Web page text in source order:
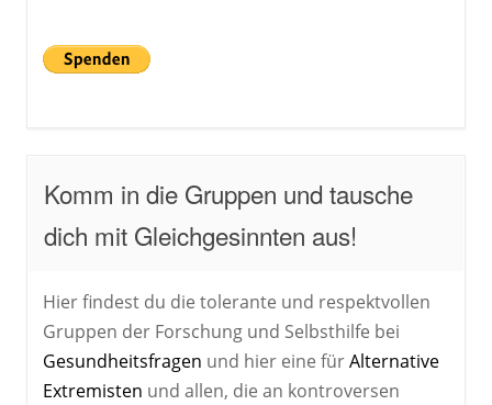
Komm in die Gruppen und tausche
dich mit Gleichgesinnten aus!
Hier findest du die tolerante und respektvollen
Gruppen der Forschung und Selbsthilfe bei
Gesundheitsfragen und hier eine fürAlternative
Extremisten und allen, die an kontroversen